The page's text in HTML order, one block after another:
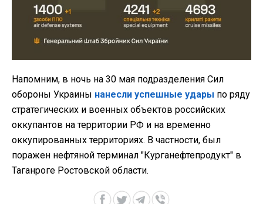
Напомним, в ночь на 30 мая подразделения Сил
обороны Украины нанесли успешные удары по ряду
стратегических и военных объектов российских
оккупантов на территории РФ и на временно
оккупированных территориях. В частности, был
поражен нефтяной терминал "Курганефтепродукт" в
Таганроге Ростовской области.